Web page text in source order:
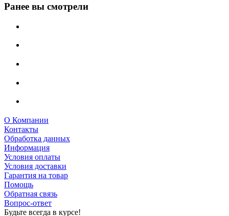
Ранее вы смотрели
О Компании
Контакты
Обработка данных
Информация
Условия оплаты
Условия доставки
Гарантия на товар
Помощь
Обратная связь
Вопрос-ответ
Будьте всегда в курсе!